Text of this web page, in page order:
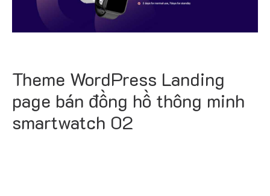
Theme WordPress Landing
page bán đồng hồ thông minh
smartwatch 02